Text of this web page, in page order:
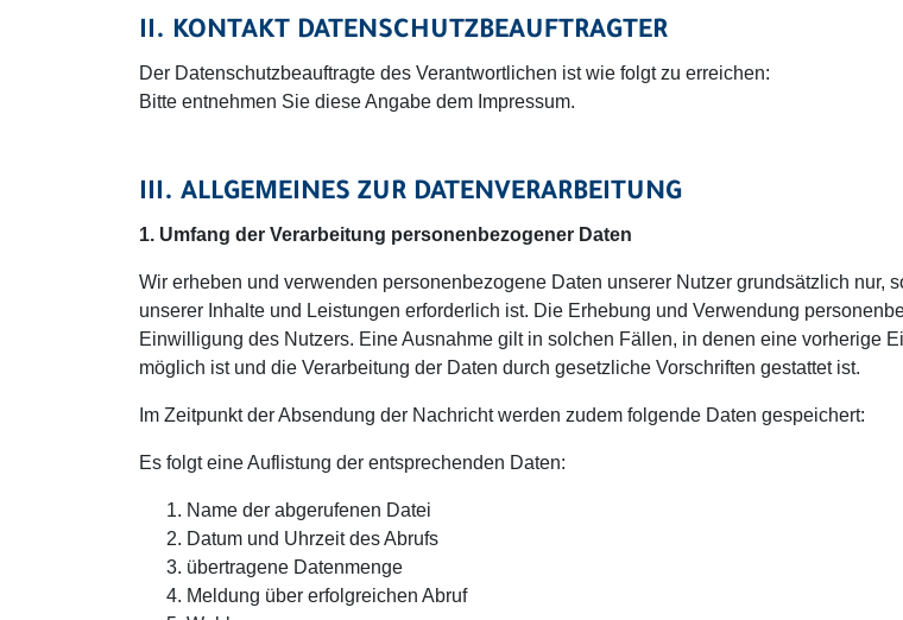
II. KONTAKT DATENSCHUTZBEAUFTRAGTER
Der Datenschutzbeauftragte des Verantwortlichen ist wie folgt zu erreichen:
Bitte entnehmen Sie diese Angabe dem Impressum.
III. ALLGEMEINES ZUR DATENVERARBEITUNG
1. Umfang der Verarbeitung personenbezogener Daten
Wir erheben und verwenden personenbezogene Daten unserer Nutzer grundsätzlich
unserer Inhalte und Leistungen erforderlich ist. Die Erhebung und Verwendung
Einwilligung des Nutzers. Eine Ausnahme gilt in solchen Fällen, in denen eine vorherige
möglich ist und die Verarbeitung der Daten durch gesetzliche Vorschriften gestattet ist.
Im Zeitpunkt der Absendung der Nachricht werden zudem folgende Daten gespeichert:
Es folgt eine Auflistung der entsprechenden Daten:
Name der abgerufenen Datei
Datum und Uhrzeit des Abrufs
übertragene Datenmenge
Meldung über erfolgreichen Abruf